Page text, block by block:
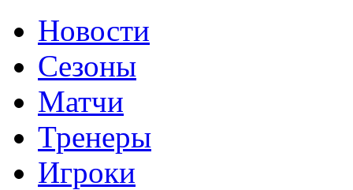
Новости
Сезоны
Матчи
Тренеры
Игроки